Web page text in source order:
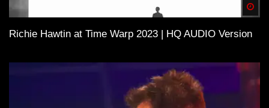
Richie Hawtin at Time Warp 2023 | HQ AUDIO Version